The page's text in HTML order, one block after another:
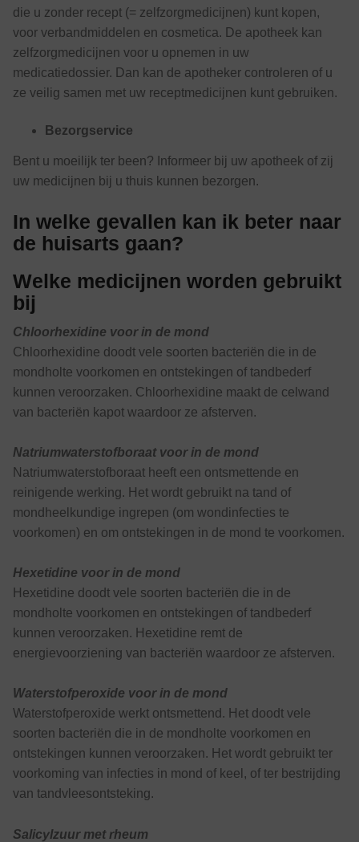
die u zonder recept (= zelfzorgmedicijnen) kunt kopen,
voor verbandmiddelen en cosmetica. De apotheek kan
zelfzorgmedicijnen voor u opnemen in uw
medicatiedossier. Dan kan de apotheker controleren of u
ze veilig samen met uw receptmedicijnen kunt gebruiken.
Bezorgservice
Bent u moeilijk ter been? Informeer bij uw apotheek of zij
uw medicijnen bij u thuis kunnen bezorgen.
In welke gevallen kan ik beter naar
de huisarts gaan?
Welke medicijnen worden gebruikt
bij
Chloorhexidine voor in de mond
Chloorhexidine doodt vele soorten bacteriën die in de
mondholte voorkomen en ontstekingen of tandbederf
kunnen veroorzaken. Chloorhexidine maakt de celwand
van bacteriën kapot waardoor ze afsterven.
Natriumwaterstofboraat voor in de mond
Natriumwaterstofboraat heeft een ontsmettende en
reinigende werking. Het wordt gebruikt na tand of
mondheelkundige ingrepen (om wondinfecties te
voorkomen) en om ontstekingen in de mond te voorkomen.
Hexetidine voor in de mond
Hexetidine doodt vele soorten bacteriën die in de
mondholte voorkomen en ontstekingen of tandbederf
kunnen veroorzaken. Hexetidine remt de
energievoorziening van bacteriën waardoor ze afsterven.
Waterstofperoxide voor in de mond
Waterstofperoxide werkt ontsmettend. Het doodt vele
soorten bacteriën die in de mondholte voorkomen en
ontstekingen kunnen veroorzaken. Het wordt gebruikt ter
voorkoming van infecties in mond of keel, of ter bestrijding
van tandvleesontsteking.
Salicylzuur met rheum